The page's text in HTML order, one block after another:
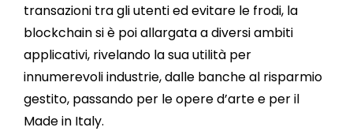
transazioni tra gli utenti ed evitare le frodi, la
blockchain si è poi allargata a diversi ambiti
applicativi, rivelando la sua utilità per
innumerevoli industrie, dalle banche al risparmio
gestito, passando per le opere d’arte e per il
Made in Italy.